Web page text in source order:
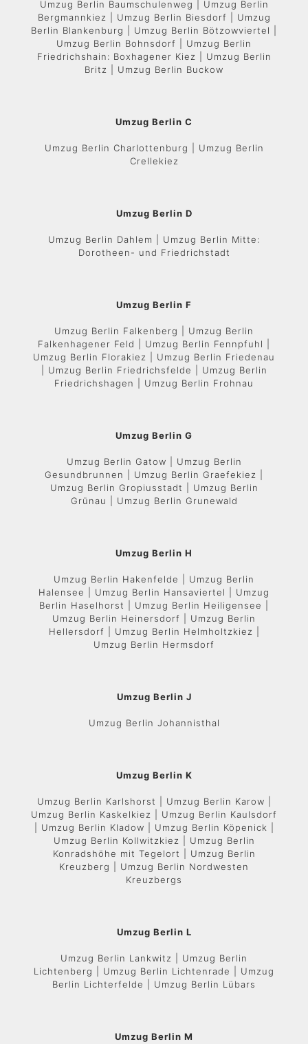
Umzug Berlin Baumschulenweg | Umzug Berlin
Bergmannkiez | Umzug Berlin Biesdorf | Umzug
Berlin Blankenburg | Umzug Berlin Bötzowviertel |
Umzug Berlin Bohnsdorf | Umzug Berlin
Friedrichshain: Boxhagener Kiez | Umzug Berlin
Britz | Umzug Berlin Buckow
Umzug Berlin C
Umzug Berlin Charlottenburg | Umzug Berlin
Crellekiez
Umzug Berlin D
Umzug Berlin Dahlem | Umzug Berlin Mitte:
Dorotheen- und Friedrichstadt
Umzug Berlin F
Umzug Berlin Falkenberg | Umzug Berlin
Falkenhagener Feld | Umzug Berlin Fennpfuhl |
Umzug Berlin Florakiez | Umzug Berlin Friedenau
| Umzug Berlin Friedrichsfelde | Umzug Berlin
Friedrichshagen | Umzug Berlin Frohnau
Umzug Berlin G
Umzug Berlin Gatow | Umzug Berlin
Gesundbrunnen | Umzug Berlin Graefekiez |
Umzug Berlin Gropiusstadt | Umzug Berlin
Grünau | Umzug Berlin Grunewald
Umzug Berlin H
Umzug Berlin Hakenfelde | Umzug Berlin
Halensee | Umzug Berlin Hansaviertel | Umzug
Berlin Haselhorst | Umzug Berlin Heiligensee |
Umzug Berlin Heinersdorf | Umzug Berlin
Hellersdorf | Umzug Berlin Helmholtzkiez |
Umzug Berlin Hermsdorf
Umzug Berlin J
Umzug Berlin Johannisthal
Umzug Berlin K
Umzug Berlin Karlshorst | Umzug Berlin Karow |
Umzug Berlin Kaskelkiez | Umzug Berlin Kaulsdorf
| Umzug Berlin Kladow | Umzug Berlin Köpenick |
Umzug Berlin Kollwitzkiez | Umzug Berlin
Konradshöhe mit Tegelort | Umzug Berlin
Kreuzberg | Umzug Berlin Nordwesten
Kreuzbergs
Umzug Berlin L
Umzug Berlin Lankwitz | Umzug Berlin
Lichtenberg | Umzug Berlin Lichtenrade | Umzug
Berlin Lichterfelde | Umzug Berlin Lübars
Umzug Berlin M